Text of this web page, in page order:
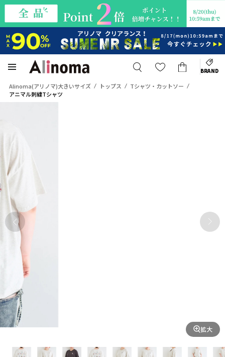
BRAND
Alinoma(アリノマ)大きいサイズ トップス
Tシャツ・カットソー
アニマル刺繍Tシャツ
拡大